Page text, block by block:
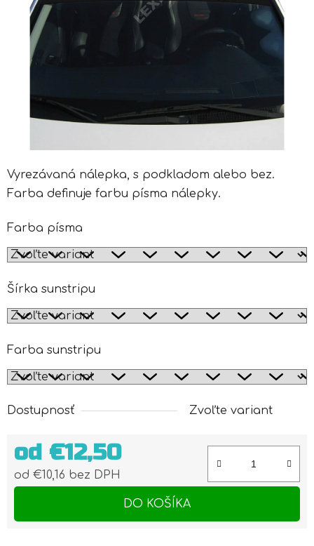
Vyrezávaná nálepka, s podkladom alebo bez.
Farba definuje farbu písma nálepky.
Farba písma
Šírka sunstripu
Farba sunstripu
Dostupnosť Zvoľte variant
od €12,50
od €10,16 bez DPH
DO KOŠÍKA